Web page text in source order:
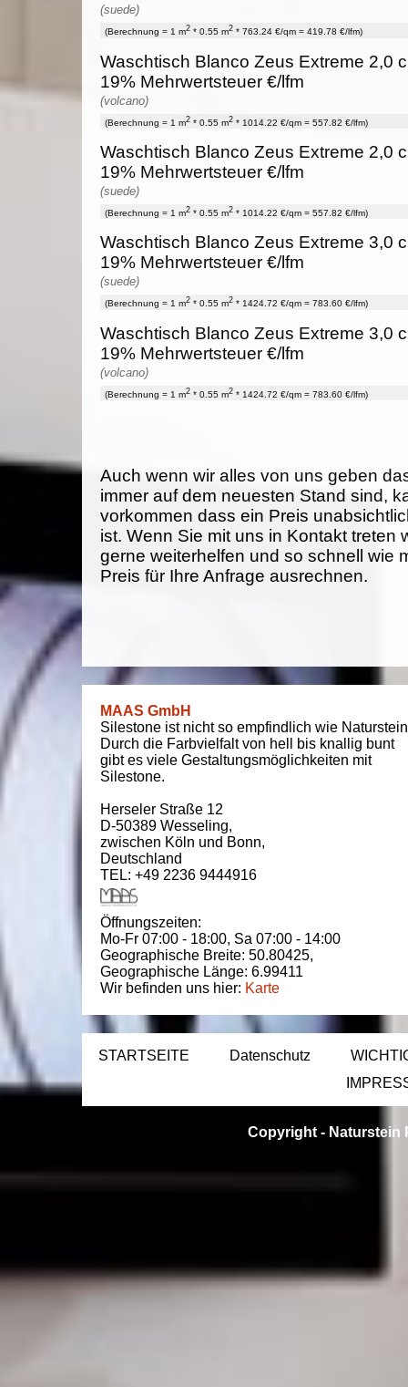
(suede)
(Berechnung = 1 m2 * 0.55 m2 * 763.24 €/qm = 419.78 €/lfm)
Waschtisch Blanco Zeus Extreme 2,0
19% Mehrwertsteuer €/lfm
(volcano)
(Berechnung = 1 m2 * 0.55 m2 * 1014.22 €/qm = 557.82 €/lfm)
Waschtisch Blanco Zeus Extreme 2,0
19% Mehrwertsteuer €/lfm
(suede)
(Berechnung = 1 m2 * 0.55 m2 * 1014.22 €/qm = 557.82 €/lfm)
Waschtisch Blanco Zeus Extreme 3,0
19% Mehrwertsteuer €/lfm
(suede)
(Berechnung = 1 m2 * 0.55 m2 * 1424.72 €/qm = 783.60 €/lfm)
Waschtisch Blanco Zeus Extreme 3,0
19% Mehrwertsteuer €/lfm
(volcano)
(Berechnung = 1 m2 * 0.55 m2 * 1424.72 €/qm = 783.60 €/lfm)
Auch wenn wir alles von uns geben
immer auf dem neuesten Stand sind,
vorkommen dass ein Preis
ist. Wenn Sie mit uns in Kontakt treten
gerne weiterhelfen und so schnell wie
Preis für Ihre Anfrage ausrechnen.
MAAS GmbH
Silestone ist nicht so empfindlich wie
Durch die Farbvielfalt von hell bis knallig bunt
gibt es viele Gestaltungsmöglichkeiten mit
Silestone.
Herseler Straße 12
D-50389 Wesseling,
zwischen Köln und Bonn,
Deutschland
TEL: +49 2236 9444916
Öffnungszeiten:
Mo-Fr 07:00 - 18:00, Sa 07:00 - 14:00
Geographische Breite: 50.80425,
Geographische Länge: 6.99411
Wir befinden uns hier: Karte
STARTSEITE Datenschutz
Copyright - Naturstein